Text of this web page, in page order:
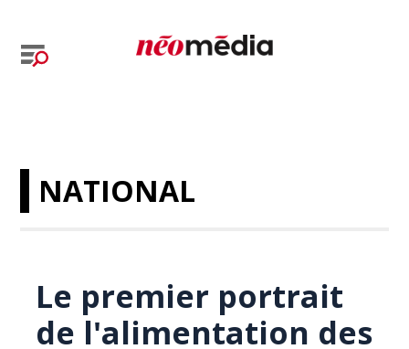
NATIONAL
Le premier portrait
de l'alimentation des